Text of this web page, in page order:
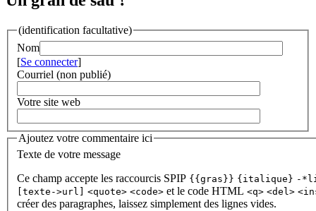
(identification facultative)
Nom
[Se connecter]
Courriel (non publié)
Votre site web
Ajoutez votre commentaire ici
Texte de votre message
Ce champ accepte les raccourcis SPIP {{gras}} {italique} -
[texte->url]
<quote> <code> et le code HTML <q> <del>
créer des paragraphes, laissez simplement des lignes vides.